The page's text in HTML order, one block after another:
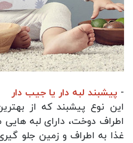
- پیشبند لبه دار یا جیب دار
این نوع پیشبند که از
اطراف دوخت، دارای لبه
غذا به اطراف و زمین جلو